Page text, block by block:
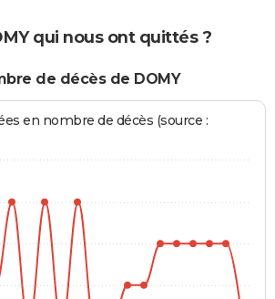
qui nous ont quittés ?
de décès de DOMY
en nombre de décès (source :